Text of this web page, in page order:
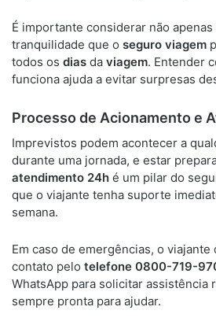
É importante considerar não
tranquilidade que o seguro viagem
todos os dias da viagem. Entender
funciona ajuda a evitar surpresas
Processo de Acionamento e
Imprevistos podem acontecer a
durante uma jornada, e estar
atendimento 24h é um pilar do
que o viajante tenha suporte
semana.
Em caso de emergências, o viajante
contato pelo telefone 0800-719-
WhatsApp para solicitar assistência
sempre pronta para ajudar.